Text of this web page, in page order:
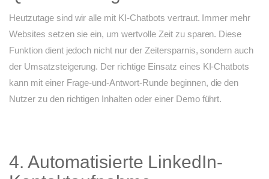
Heutzutage sind wir alle mit KI-Chatbots vertraut. Immer mehr
Websites setzen sie ein, um wertvolle Zeit zu sparen. Diese
Funktion dient jedoch nicht nur der Zeitersparnis, sondern auch
der Umsatzsteigerung. Der richtige Einsatz eines KI-Chatbots
kann mit einer Frage-und-Antwort-Runde beginnen, die den
Nutzer zu den richtigen Inhalten oder einer Demo führt.
4. Automatisierte LinkedIn-